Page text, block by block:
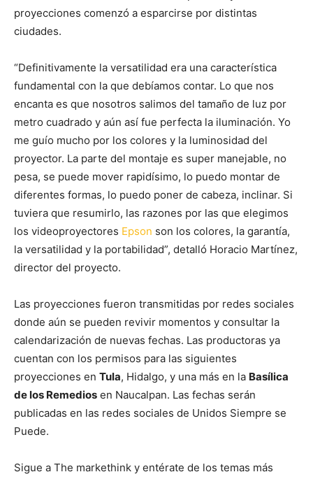
proyecciones comenzó a esparcirse por distintas
ciudades.
“Definitivamente la versatilidad era una característica
fundamental con la que debíamos contar. Lo que nos
encanta es que nosotros salimos del tamaño de luz por
metro cuadrado y aún así fue perfecta la iluminación. Yo
me guío mucho por los colores y la luminosidad del
proyector. La parte del montaje es super manejable, no
pesa, se puede mover rapidísimo, lo puedo montar de
diferentes formas, lo puedo poner de cabeza, inclinar. Si
tuviera que resumirlo, las razones por las que elegimos
los videoproyectores Epson son los colores, la garantía,
la versatilidad y la portabilidad”, detalló Horacio Martínez,
director del proyecto.
Las proyecciones fueron transmitidas por redes sociales
donde aún se pueden revivir momentos y consultar la
calendarización de nuevas fechas. Las productoras ya
cuentan con los permisos para las siguientes
proyecciones en Tula, Hidalgo, y una más en la Basílica
de los Remedios en Naucalpan. Las fechas serán
publicadas en las redes sociales de Unidos Siempre se
Puede.
Sigue a The markethink y entérate de los temas más